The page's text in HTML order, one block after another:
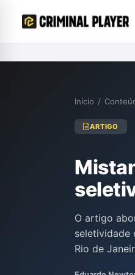
Início /
ARTIGO
O artigo
seletividade
Rio de